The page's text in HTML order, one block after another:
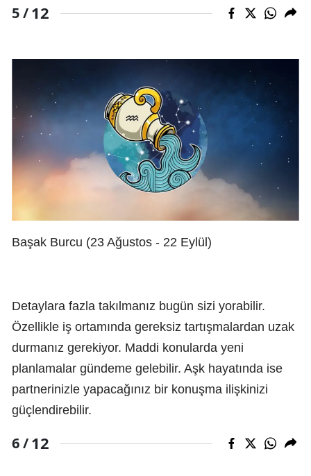
5 /12
Başak Burcu (23 Ağustos - 22 Eylül)
Detaylara fazla takılmanız bugün sizi yorabilir.
Özellikle iş ortamında gereksiz tartışmalardan uzak
durmanız gerekiyor. Maddi konularda yeni
planlamalar gündeme gelebilir. Aşk hayatında ise
partnerinizle yapacağınız bir konuşma ilişkinizi
güçlendirebilir.
6 /12